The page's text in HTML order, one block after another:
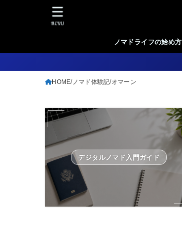
ノマドライフの始め方
MENU
HOME ノマド体験記 オマーン
デジタルノマド入門ガイド